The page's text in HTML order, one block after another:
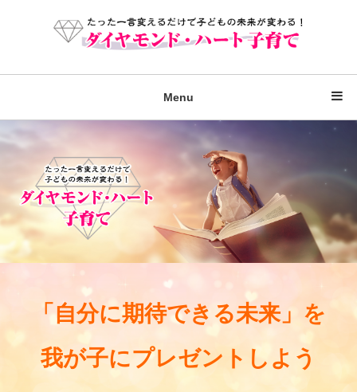
Menu
「自分に期待できる未来」を
我が子にプレゼントしよう